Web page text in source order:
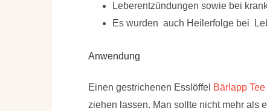
Leberentzündungen sowie bei
Es wurden auch Heilerfolge bei
Anwendung
Einen gestrichenen Esslöffel Bärlapp Tee
ziehen lassen. Man sollte nicht mehr als